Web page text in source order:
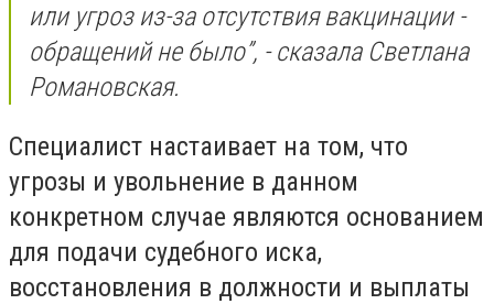
или угроз из-за отсутствия вакцинации -
обращений не было”, - сказала Светлана
Романовская.
Специалист настаивает на том, что
угрозы и увольнение в данном
конкретном случае являются основанием
для подачи судебного иска,
восстановления в должности и выплаты